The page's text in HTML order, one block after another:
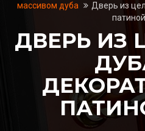
массивом дуба
Дверь из
ДВЕРЬ ИЗ